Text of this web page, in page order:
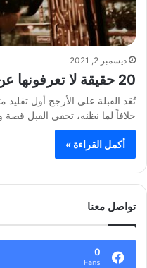
ديسمبر 2, 2021
20 حقيقة لا تعرفونها عن القبلة!
تُعَد القبلة على الأرجح أول
خلافاً لما نظنه، تخفي القبل قصة
أكمل القراءة »
تواصل معنا
0
Fans